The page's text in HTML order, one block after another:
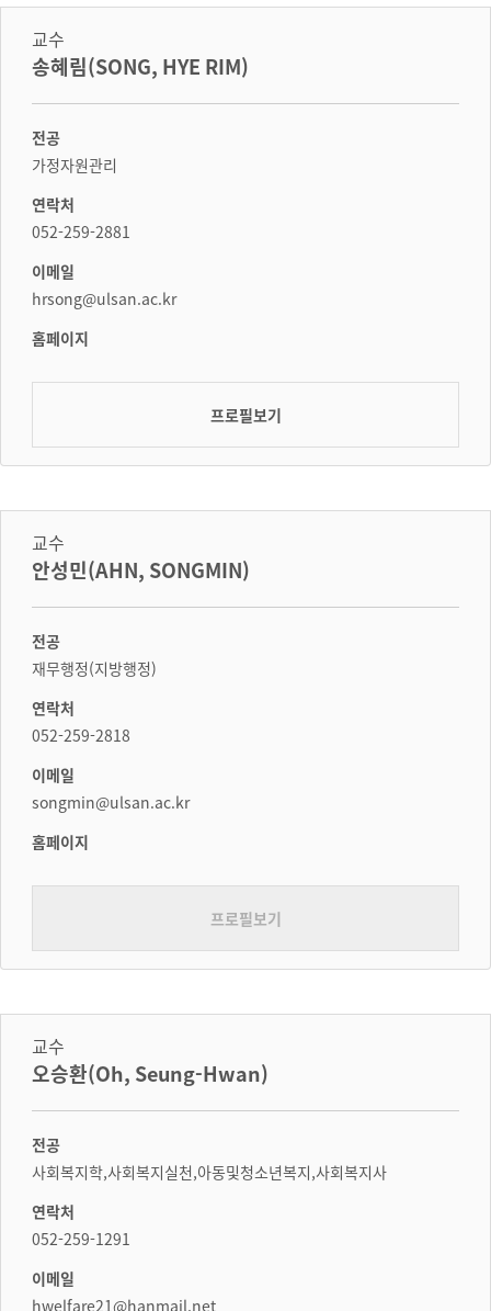
교수
송혜림(SONG, HYE RIM)
전공
가정자원관리
연락처
052-259-2881
이메일
hrsong@ulsan.ac.kr
홈페이지
프로필보기
교수
안성민(AHN, SONGMIN)
전공
재무행정(지방행정)
연락처
052-259-2818
이메일
songmin@ulsan.ac.kr
홈페이지
프로필보기
교수
오승환(Oh, Seung-Hwan)
전공
사회복지학,사회복지실천,아동및청소년복지,사회복지사
연락처
052-259-1291
이메일
hwelfare21@hanmail.net